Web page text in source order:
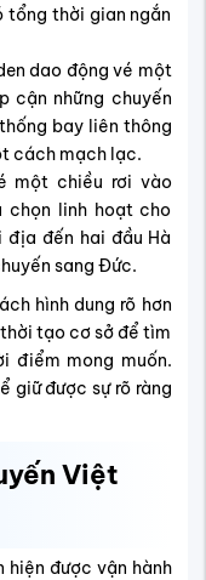
thời gian ngắn
dao động vé một
cận những chuyến
bay liên thông
cách mạch lạc.
một chiều rơi vào
chọn linh hoạt cho
địa đến hai đầu Hà
sang Đức.
hình dung rõ hơn
tạo cơ sở để tìm
điểm mong muốn.
giữ được sự rõ ràng
Việt
hiện được vận hành